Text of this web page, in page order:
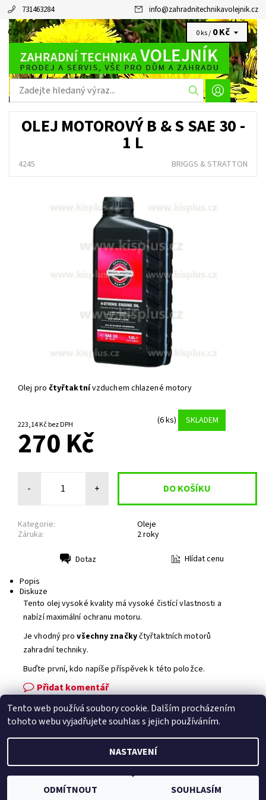
731463284 info@zahradnitechnikavolejnik.cz
CZK 0 ks / 0 Kč
OLEJ MOTOROVÝ B & S SAE 30 -
1 L
4245 BRIGGS & STRATTON
Olej pro čtyřtaktnívzduchem chlazené motory
223,14 Kč bez DPH (6 ks) SKLADEM
270 Kč
- +
Kategorie:
Oleje
Záruka:
2 roky
Dotaz
Hlídat cenu
Popis
Diskuze
Tento olej vysoké kvality má vysoké čistící vlastnosti a
nabízí maximální ochranu motoru.
Je vhodný provšechny značkyčtyřtaktních motorů
zahradní techniky.
Buďte první, kdo napíše příspěvek k této položce.
Přidat komentář
Facebook | Heureka.cz | Zboží.cz
2026 © Zahradní technika VOLEJNÍK, všechna práva vyhrazena
Tento web používá soubory cookie. Dalším procházením
tohoto webu vyjadřujete souhlas s jejich používáním.
NASTAVENÍ
ODMÍTNOUT SOUHLASÍM